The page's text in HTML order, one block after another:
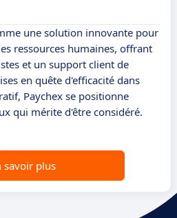
une solution innovante pour
ressources humaines, offrant
et un support client de
en quête d'efficacité dans
Paychex se positionne
qui mérite d'être considéré.
savoir plus